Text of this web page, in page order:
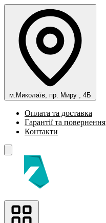
м.Миколаїв, пр. Миру , 4Б
Оплата та доставка
Гарантії та повернення
Контакти